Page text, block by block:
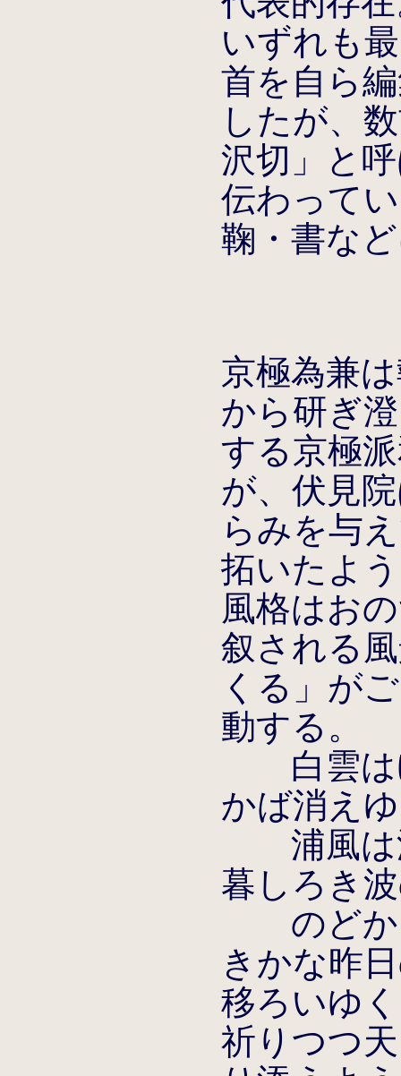
いずれも
首を自ら
したが、
沢切」と
伝わって
鞠・書な
京極為兼
から研ぎ
する京極
が、伏見
らみを与
拓いたよ
風格はお
叙される
くる」が
動する。
白雲は
かば消え
浦風は
暮しろき
のどか
きかな昨
移ろいゆ
祈りつつ